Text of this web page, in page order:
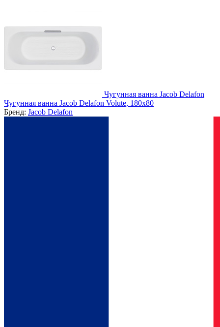
Чугунная ванна Jacob Delafon
Чугунная ванна Jacob Delafon Volute, 180x80
Бренд: Jacob Delafon